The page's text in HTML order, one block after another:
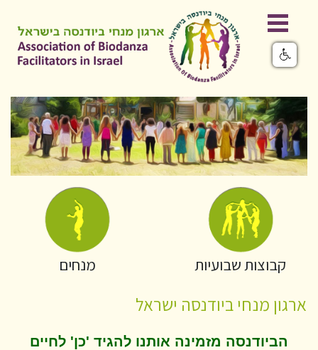
קבוצות שבועיות מנחים
ארגון מנחי ביודנסה ישראל
הביודנסה מזמינה אותנו להגיד 'כן' לחיים